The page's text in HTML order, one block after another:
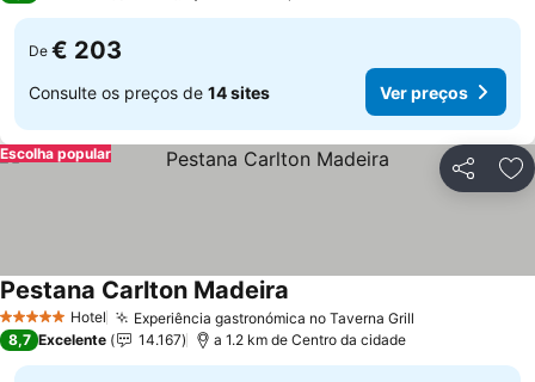
De € 203
Consulte os preços de 14 sites Ver preços
Partilhar
Escolha popular
5 Estrelas Hotel Experiência gastronómica no Taverna Grill
Pestana Carlton Madeira
8,7 Excelente 14.167 a 1.2 km de Centro da cidade